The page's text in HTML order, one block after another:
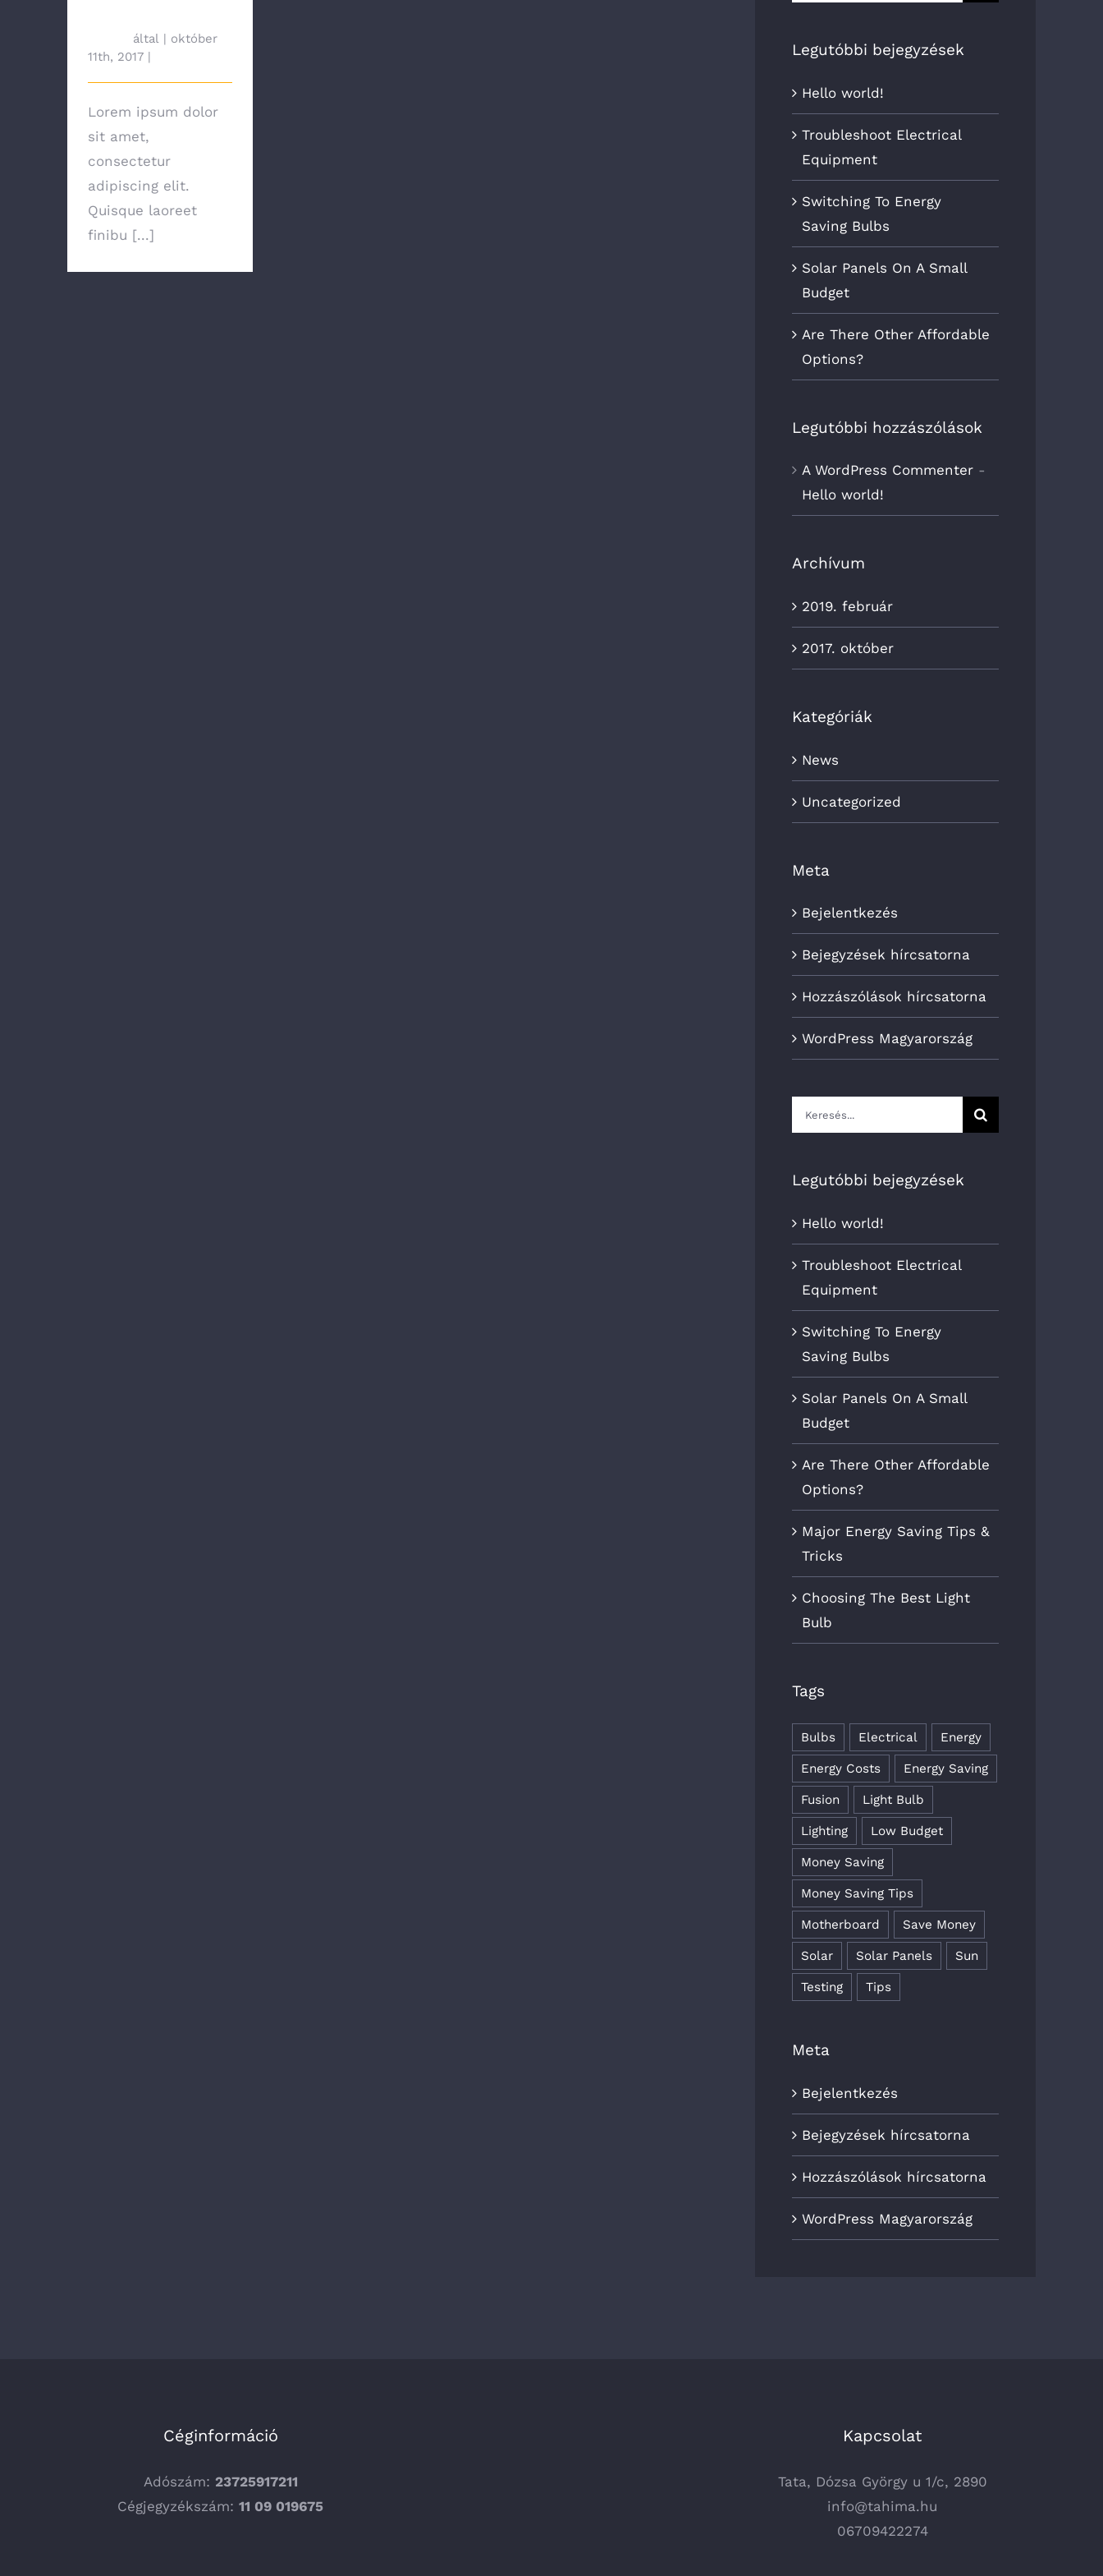
által | október
11th, 2017 |
Lorem ipsum dolor
sit amet,
consectetur
adipiscing elit.
Quisque laoreet
finibu [...]
Legutóbbi bejegyzések
Hello world!
Troubleshoot Electrical
Equipment
Switching To Energy
Saving Bulbs
Solar Panels On A Small
Budget
Are There Other Affordable
Options?
Legutóbbi hozzászólások
A WordPress Commenter-
Hello world!
Archívum
2019. február
2017. október
Kategóriák
News
Uncategorized
Meta
Bejelentkezés
Bejegyzések hírcsatorna
Hozzászólások hírcsatorna
WordPress Magyarország
Keresés...
Legutóbbi bejegyzések
Hello world!
Troubleshoot Electrical
Equipment
Switching To Energy
Saving Bulbs
Solar Panels On A Small
Budget
Are There Other Affordable
Options?
Major Energy Saving Tips &
Tricks
Choosing The Best Light
Bulb
Tags
Bulbs Electrical Energy
Energy Costs Energy Saving
Fusion Light Bulb
Lighting Low Budget
Money Saving
Money Saving Tips
Motherboard Save Money
Solar Solar Panels Sun
Testing Tips
Meta
Bejelentkezés
Bejegyzések hírcsatorna
Hozzászólások hírcsatorna
WordPress Magyarország
Céginformáció
Adószám: 23725917211
Cégjegyzékszám:11 09 019675
Kapcsolat
Tata, Dózsa György u 1/c, 2890
info@tahima.hu
06709422274